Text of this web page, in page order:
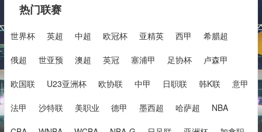
热门联赛
世界杯 英超 中超 欧冠杯 亚精英 西甲 希腊超
俄超 世亚预 澳超 英冠 塞浦甲 足协杯 卢森甲
欧国联 U23亚洲杯 欧协联 中甲 日职联 韩K联 意甲
法甲 沙特联 美职业 德甲 墨西超 哈萨超 NBA